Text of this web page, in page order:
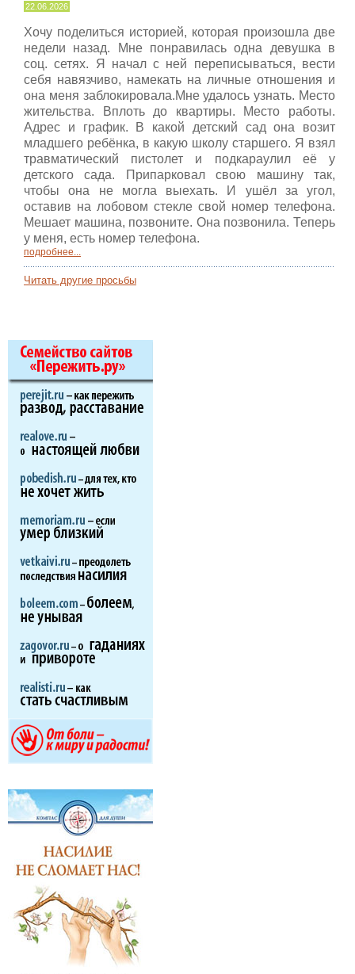
22.06.2026
Хочу поделиться историей, которая произошла две
недели назад. Мне понравилась одна девушка в
соц. сетях. Я начал с ней переписываться, вести
себя навязчиво, намекать на личные отношения и
она меня заблокировала.Мне удалось узнать. Место
жительства. Вплоть до квартиры. Место работы.
Адрес и график. В какой детский сад она возит
младшего ребёнка, в какую школу старшего. Я взял
травматический пистолет и подкараулил её у
детского сада. Припарковал свою машину так,
чтобы она не могла выехать. И ушёл за угол,
оставив на лобовом стекле свой номер телефона.
Мешает машина, позвоните. Она позвонила. Теперь
у меня, есть номер телефона.
подробнее...
Читать другие просьбы